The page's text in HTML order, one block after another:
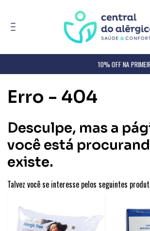
10% OFF NA
Erro - 404
Desculpe, mas a
você está
existe.
Talvez você se interesse pelos seguintes